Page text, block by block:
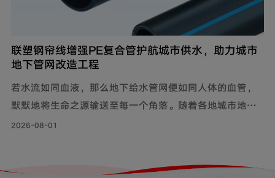
联塑钢帘线增强PE复合管护航城市供水，助力城市
地下管网改造工程
若水流如同血液，那么地下给水管网便如同人体的血管，
默默地将生命之源输送至每一个角落。随着各地城市地下
管网改造工程持续落地，老旧管线迭代升级，联塑给水用
2026-08-01